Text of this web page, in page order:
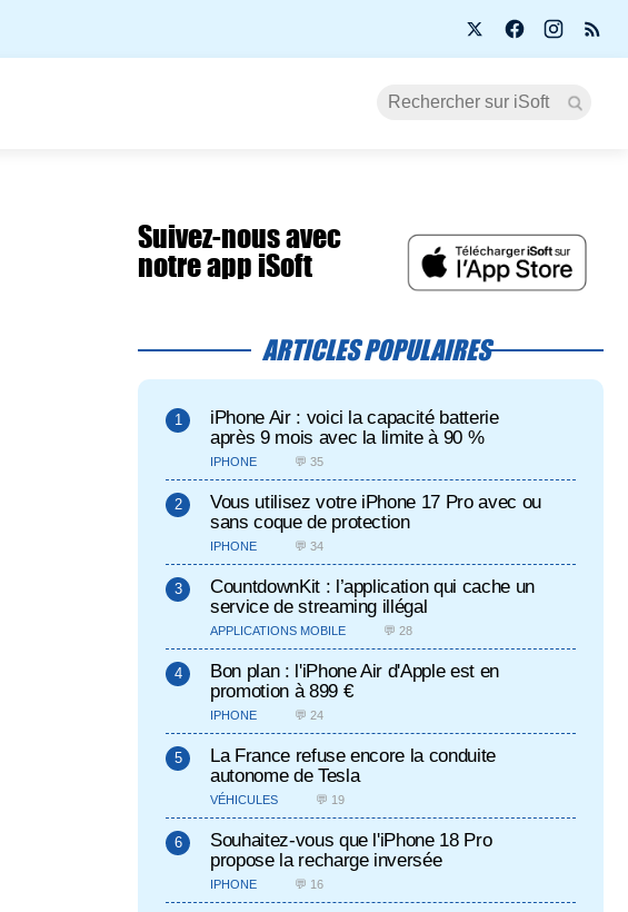
Suivez-nous avec
notre app iSoft
ARTICLES POPULAIRES
iPhone Air : voici la capacité batterie
après 9 mois avec la limite à 90 %
IPHONE 💬 35
Vous utilisez votre iPhone 17 Pro avec ou
sans coque de protection
IPHONE 💬 34
CountdownKit : l’application qui cache un
service de streaming illégal
APPLICATIONS MOBILE 💬 28
Bon plan : l'iPhone Air d'Apple est en
promotion à 899 €
IPHONE 💬 24
La France refuse encore la conduite
autonome de Tesla
VÉHICULES 💬 19
Souhaitez-vous que l'iPhone 18 Pro
propose la recharge inversée
IPHONE 💬 16